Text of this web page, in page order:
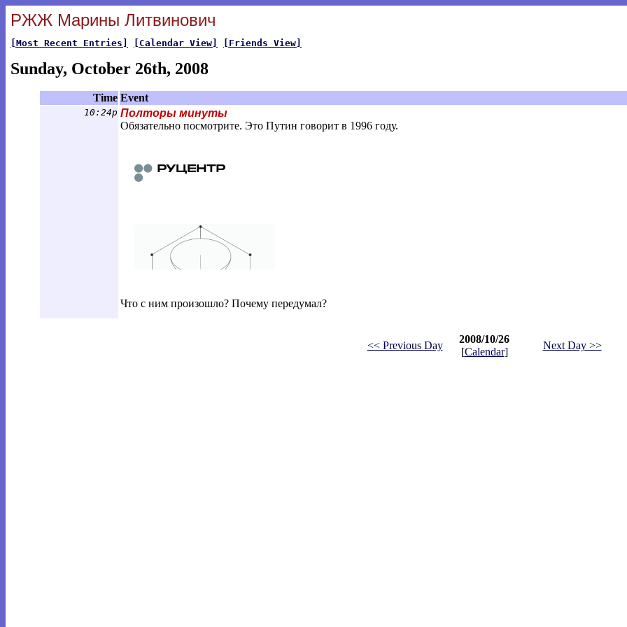
РЖЖ Марины Литвинович
[Most Recent Entries] [Calendar View] [Friends View]
Sunday, October 26th, 2008
Time Event
10:24p Полторы минуты
Обязательно посмотрите. Это Путин говорит в 1996 году.
Что с ним произошло? Почему передумал?
<< Previous Day
2008/10/26
[Calendar]
Next Day >>